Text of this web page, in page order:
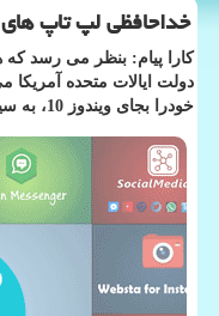
خداحافظی لپ تاپ
كارا پیام: بنظر می رسد كه
دولت ایالات متحده
خودرا بجای ویندوز 10، به سیستم عامل لینوكس مجهز كند.